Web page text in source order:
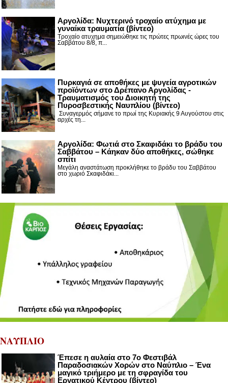
Αργολίδα: Νυχτερινό τροχαίο ατύχημα με
γυναίκα τραυματία (βίντεο)
Τροχαίο ατυχημα σημειώθηκε τις πρώτες πρωινές ώρες του
Σαββάτου 8/8, π...
Πυρκαγιά σε αποθήκες με ψυγεία αγροτικών
προϊόντων στο Δρέπανο Αργολίδας -
Τραυματισμός του Διοικητή της
Πυροσβεστικής Ναυπλίου (βίντεο)
Συναγερμός σήμανε το πρωί της Κυριακής 9 Αυγούστου στις
αρχές τη...
Αργολίδα: Φωτιά στο Σκαφιδάκι το βράδυ του
Σαββάτου – Κάηκαν δύο αποθήκες, σώθηκε
σπίτι
Μεγάλη αναστάτωση προκλήθηκε το βράδυ του Σαββάτου
στο χωριό Σκαφιδάκι...
ΝΑΥΠΛΙΟ
Έπεσε η αυλαία στο 7ο Φεστιβάλ
Παραδοσιακών Χορών στο Ναύπλιο – Ένα
μαγικό τριήμερο με τη σφραγίδα του
Εργατικού Κέντρου (βίντεο)